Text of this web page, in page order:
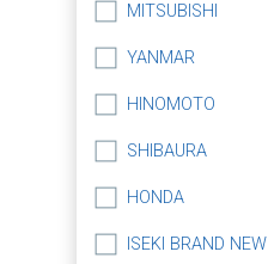
MITSUBISHI
YANMAR
HINOMOTO
SHIBAURA
HONDA
ISEKI BRAND NEW